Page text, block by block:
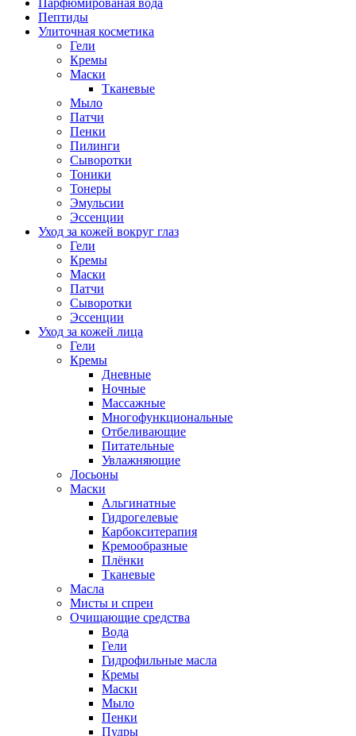
Парфюмированая вода
Пептиды
Улиточная косметика
Гели
Кремы
Маски
Тканевые
Мыло
Патчи
Пенки
Пилинги
Сыворотки
Тоники
Тонеры
Эмульсии
Эссенции
Уход за кожей вокруг глаз
Гели
Кремы
Маски
Патчи
Сыворотки
Эссенции
Уход за кожей лица
Гели
Кремы
Дневные
Ночные
Массажные
Многофункциональные
Отбеливающие
Питательные
Увлажняющие
Лосьоны
Маски
Альгинатные
Гидрогелевые
Карбокситерапия
Кремообразные
Плёнки
Тканевые
Масла
Мисты и спреи
Очищающие средства
Вода
Гели
Гидрофильные масла
Кремы
Маски
Мыло
Пенки
Пудры